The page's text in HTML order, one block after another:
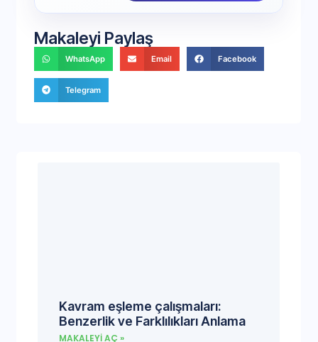
Makaleyi Paylaş
WhatsApp Email Facebook
Telegram
Kavram eşleme çalışmaları:
Benzerlik ve Farklılıkları Anlama
MAKALEYI AÇ »